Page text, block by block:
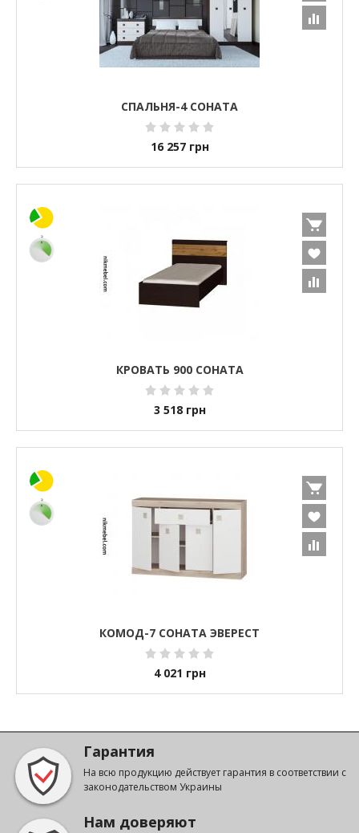
СПАЛЬНЯ-4 СОНАТА
16 257 грн
КРОВАТЬ 900 СОНАТА
3 518 грн
КОМОД-7 СОНАТА ЭВЕРЕСТ
4 021 грн
Гарантия
На всю продукцию действует гарантия в соответствии с
законодательством Украины
Нам доверяют